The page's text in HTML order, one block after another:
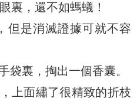
裏，還不如螞蟻！
但是消滅證據可就不容
袋裏，掏出一個香囊。
上面繡了很精致的折枝